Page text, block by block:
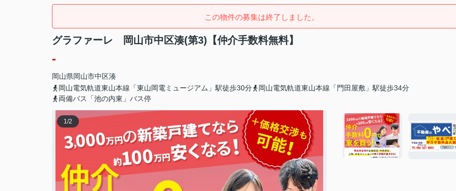
この物件の募集は終了しました。
グラファーレ 岡山市中区湊(第3)【仲介手数料無料】
-
岡山県岡山市中区湊
岡山電気軌道東山本線「東山岡電ミュージアム」駅徒歩30分
岡山電気軌道東山本線「門田屋敷」駅徒歩34分
両備バス「池の内東」バス停
1 /2